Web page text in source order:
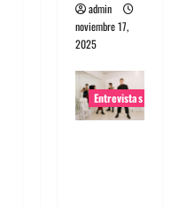
admin
noviembre 17,
2025
Entrevistas